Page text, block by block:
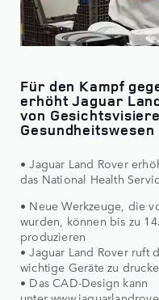
Für den Kampf
erhöht Jaguar
von
• Jaguar Land Rover
das National Health
• Neue Werkzeuge, die
wurden, können bis zu
produzieren
• Jaguar Land Rover ruft
wichtige Geräte zu
• Das CAD-Design kann